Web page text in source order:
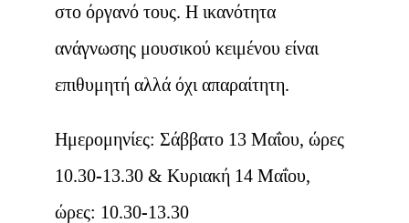
στο όργανό τους. Η ικανότητα
ανάγνωσης μουσικού κειμένου είναι
επιθυμητή αλλά όχι απαραίτητη.
Ημερομηνίες: Σάββατο 13 Μαΐου, ώρες
10.30-13.30 & Κυριακή 14 Μαΐου,
ώρες: 10.30-13.30